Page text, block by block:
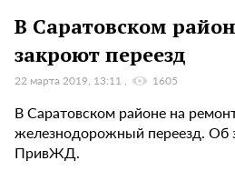
В Саратовском
закроют переезд
22 марта 2019, 13:11 1605
В Саратовском районе на
железнодорожный переезд. Об
ПривЖД.